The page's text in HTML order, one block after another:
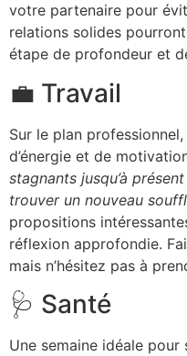
votre partenaire pour
relations solides
étape de profondeur et
💼 Travail
Sur le plan
d’énergie et de
stagnants jusqu’à
trouver un nouveau
propositions
réflexion approfondie.
mais n’hésitez pas à
🩺 Santé
Une semaine idéale